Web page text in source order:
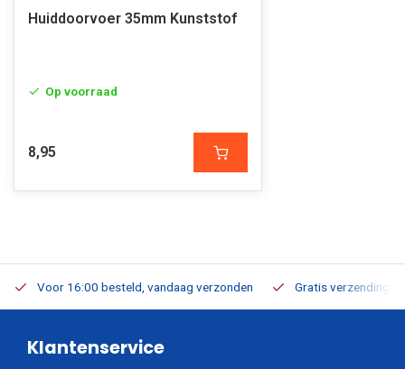
Huiddoorvoer 35mm Kunststof
Op voorraad
8,95
Voor 16:00 besteld, vandaag verzonden Gratis verzending
Klantenservice